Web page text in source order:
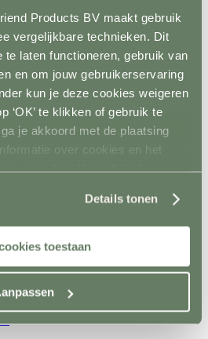
Products BV maakt gebruik
vergelijkbare technieken. Dit
te laten functioneren, gebruik van
en om jouw gebruikerservaring
kun je deze cookies weigeren
‘OK’ te klikken of gebruik te
je akkoord met de plaatsing
over cookies en het
door Horsefriend
Details tonen
toestaan
/ Kitten